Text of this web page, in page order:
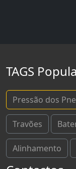
TAGS
Pressão dos
Travões
Alinhamento